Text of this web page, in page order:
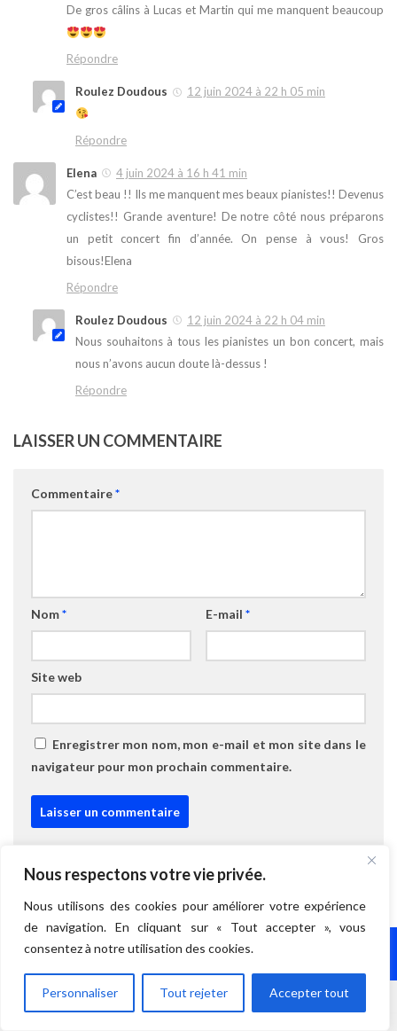
Nous respectons votre vie privée.
Nous utilisons des cookies pour améliorer votre expérience
de navigation. En cliquant sur « Tout accepter », vous
consentez à notre utilisation des cookies.
Personnaliser Tout rejeter Accepter tout
De gros câlins à Lucas et Martin qui me manquent beaucoup
Répondre
Roulez Doudous 12 juin 2024 à 22 h 05 min
Répondre
Elena
4 juin 2024 à 16 h 41 min
C’est beau !! Ils me manquent mes beaux pianistes!! Devenus
cyclistes!! Grande aventure! De notre côté nous préparons
un petit concert fin d’année. On pense à vous! Gros
bisous!Elena
Répondre
Roulez Doudous
12 juin 2024 à 22 h 04 min
Nous souhaitons à tous les pianistes un bon concert, mais
nous n’avons aucun doute là-dessus !
Répondre
LAISSER UN COMMENTAIRE
Commentaire*
Nom* E-mail *
Site web
Enregistrer mon nom, mon e-mail et mon site dans le
navigateur pour mon prochain commentaire.
Ce site utilise Akismet pour réduire les indésirables.
En savoir
traitées.
SUIVRE :
ARTICLE SUIVANT